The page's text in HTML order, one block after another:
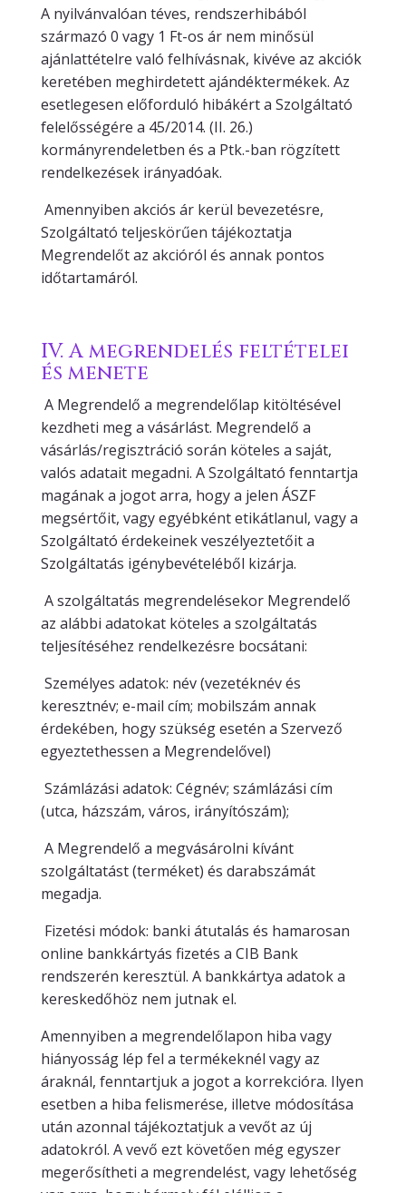
A nyilvánvalóan téves, rendszerhibából
származó 0 vagy 1 Ft-os ár nem minősül
ajánlattételre való felhívásnak, kivéve az akciók
keretében meghirdetett ajándéktermékek. Az
esetlegesen előforduló hibákért a Szolgáltató
felelősségére a 45/2014. (II. 26.)
kormányrendeletben és a Ptk.-ban rögzített
rendelkezések irányadóak.
Amennyiben akciós ár kerül bevezetésre,
Szolgáltató teljeskörűen tájékoztatja
Megrendelőt az akcióról és annak pontos
időtartamáról.
IV. A megrendelés feltételei
és menete
A Megrendelő a megrendelőlap kitöltésével
kezdheti meg a vásárlást. Megrendelő a
vásárlás/regisztráció során köteles a saját,
valós adatait megadni. A Szolgáltató fenntartja
magának a jogot arra, hogy a jelen ÁSZF
megsértőit, vagy egyébként etikátlanul, vagy a
Szolgáltató érdekeinek veszélyeztetőit a
Szolgáltatás igénybevételéből kizárja.
A szolgáltatás megrendelésekor Megrendelő
az alábbi adatokat köteles a szolgáltatás
teljesítéséhez rendelkezésre bocsátani:
Személyes adatok: név (vezetéknév és
keresztnév; e-mail cím; mobilszám annak
érdekében, hogy szükség esetén a Szervező
egyeztethessen a Megrendelővel)
Számlázási adatok: Cégnév; számlázási cím
(utca, házszám, város, irányítószám);
A Megrendelő a megvásárolni kívánt
szolgáltatást (terméket) és darabszámát
megadja.
Fizetési módok: banki átutalás és hamarosan
online bankkártyás fizetés a CIB Bank
rendszerén keresztül. A bankkártya adatok a
kereskedőhöz nem jutnak el.
Amennyiben a megrendelőlapon hiba vagy
hiányosság lép fel a termékeknél vagy az
áraknál, fenntartjuk a jogot a korrekcióra. Ilyen
esetben a hiba felismerése, illetve módosítása
után azonnal tájékoztatjuk a vevőt az új
adatokról. A vevő ezt követően még egyszer
megerősítheti a megrendelést, vagy lehetőség